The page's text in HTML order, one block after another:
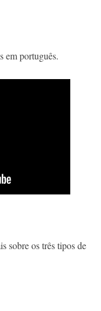
em português.
sobre os três tipos de